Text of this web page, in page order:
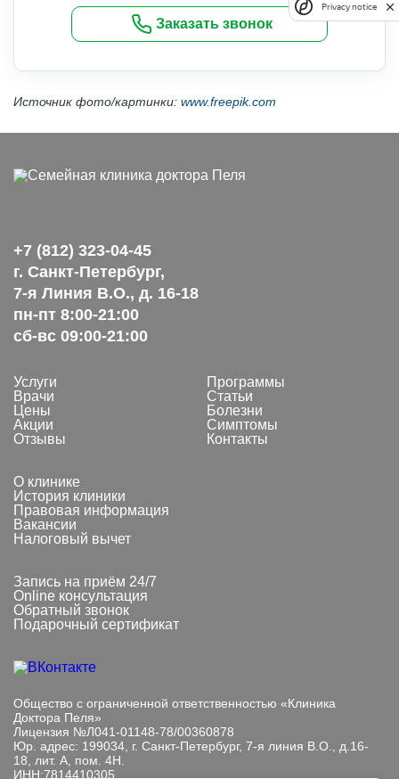
Заказать звонок
Источник фото/картинки: www.freepik.com
+7 (812) 323-04-45
г. Санкт-Петербург,
7-я Линия В.О., д. 16-18
пн-пт 8:00-21:00
сб-вс 09:00-21:00
Услуги
Врачи
Цены
Акции
Отзывы
Программы
Статьи
Болезни
Симптомы
Контакты
О клинике
История клиники
Правовая информация
Вакансии
Налоговый вычет
Запись на приём 24/7
Online консультация
Обратный звонок
Подарочный сертификат
Общество с ограниченной ответственностью «Клиника
Доктора Пеля»
Лицензия №Л041-01148-78/00360878
Юр. адрес: 199034, г. Санкт-Петербург, 7-я линия В.О., д.16-
18, лит. А, пом. 4Н.
ИНН:7814410305
Privacy notice